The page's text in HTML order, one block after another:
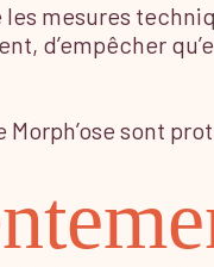
mesures
d’empêcher
sont